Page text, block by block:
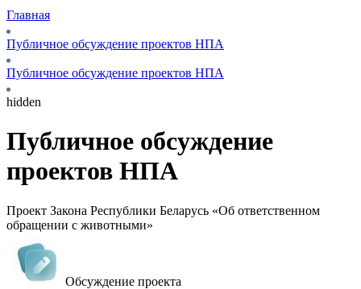
Главная
Публичное обсуждение проектов НПА
Публичное обсуждение проектов НПА
hidden
Публичное обсуждение
проектов НПА
Проект Закона Республики Беларусь «Об ответственном
обращении с животными»
Обсуждение проекта